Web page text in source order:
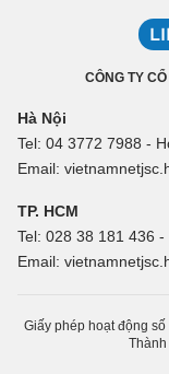
CÔNG TY
Hà Nội
Tel: 04 3772 7988 -
Email:
TP. HCM
Tel: 028 38 181 436
Email:
Giấy phép hoạt động